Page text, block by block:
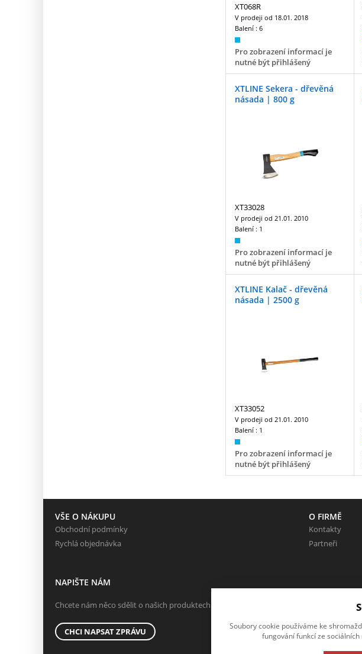
XT068R
V prodeji od 18.01. 2018
Balení : 6
Pro zobrazení informací je
nutné být přihlášený
XTLINE Sekera - dřevěná
násada | 800 g
XT33028
V prodeji od 21.01. 2010
Balení : 1
Pro zobrazení informací je
nutné být přihlášený
XTLINE Kalač - dřevěná
násada | 2500 g
XT33052
V prodeji od 21.01. 2010
Balení : 1
Pro zobrazení informací je
nutné být přihlášený
VŠE O NÁKUPU
Obchodní podmínky
Rychlá objednávka
O FIRMĚ
Kontakty
Partneři
NAPIŠTE NÁM
Chcete nám něco sdělit o našich produktech nebo e-shopu? Neváhejte napsat.
CHCI NAPSAT ZPRÁVU
Soubory cookie používáme ke
fungování funkcí ze